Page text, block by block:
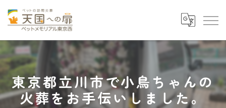
東京都立川市で小鳥ちゃんの
火葬をお手伝いしました。